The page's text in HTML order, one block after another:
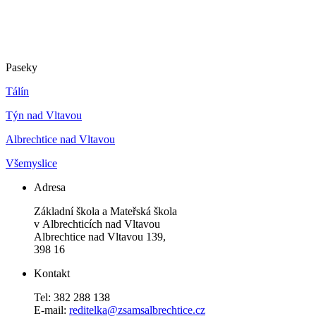
Paseky
Tálín
Týn nad Vltavou
Albrechtice nad Vltavou
Všemyslice
Adresa
Základní škola a Mateřská škola
v Albrechticích nad Vltavou
Albrechtice nad Vltavou 139,
398 16
Kontakt
Tel: 382 288 138
E-mail: reditelka@zsamsalbrechtice.cz